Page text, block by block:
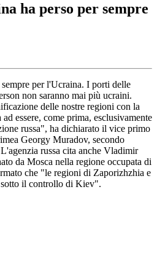
ha perso per sempre
per l'Ucraina. I porti delle
non saranno mai più ucraini.
delle nostre regioni con la
essere, come prima, esclusivamente
russa", ha dichiarato il vice primo
Georgy Muradov, secondo
russa cita anche Vladimir
da Mosca nella regione occupata di
che "le regioni di Zaporizhzhia e
il controllo di Kiev".